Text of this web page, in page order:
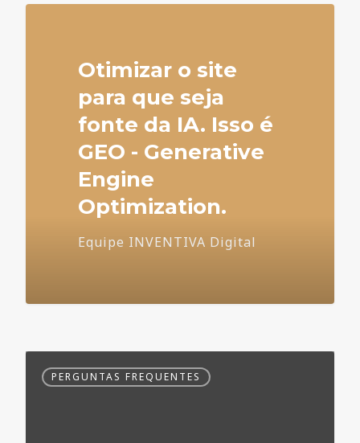
Otimizar o site
para que seja
fonte da IA. Isso é
GEO - Generative
Engine
Optimization.
Equipe INVENTIVA Digital
Frequentes
PERGUNTAS FREQUENTES